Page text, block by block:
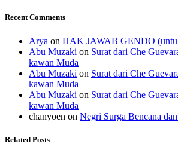
Recent Comments
Arya on HAK JAWAB GENDO
Abu Muzaki on Surat dari Che
kawan Muda
Abu Muzaki on Surat dari Che
kawan Muda
Abu Muzaki on Surat dari Che
kawan Muda
chanyoen on Negri Surga Bencana
Related Posts